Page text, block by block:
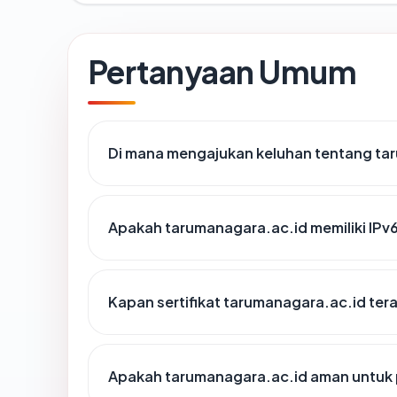
Pertanyaan Umum
Di mana mengajukan keluhan tentang
Apakah tarumanagara.ac.id memiliki
Kapan sertifikat tarumanagara.ac.id
Apakah tarumanagara.ac.id aman